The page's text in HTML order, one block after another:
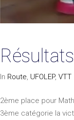
In Route, UFOLEP, VTT
2ème place pour
3ème catégorie la